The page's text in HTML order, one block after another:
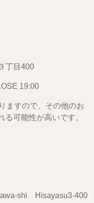
丁目400
19:00
ますので、その他のお
可能性が高いです。
shi Hisayasu3-400